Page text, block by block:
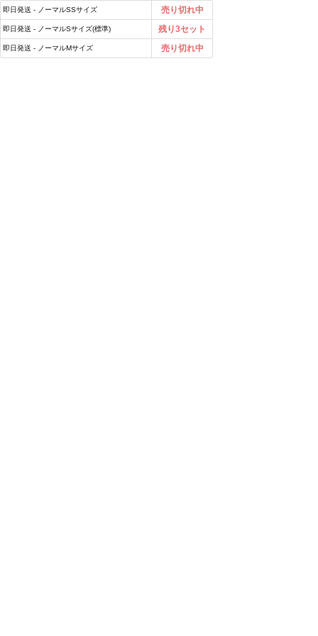
即日発送 - ノーマルSSサイズ 売り切れ中
即日発送 - ノーマルSサイズ(標準) 残り3セット
即日発送 - ノーマルMサイズ 売り切れ中